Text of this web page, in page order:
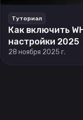
Туториал
Как включить
настройки 2025
28 ноября 2025 г.